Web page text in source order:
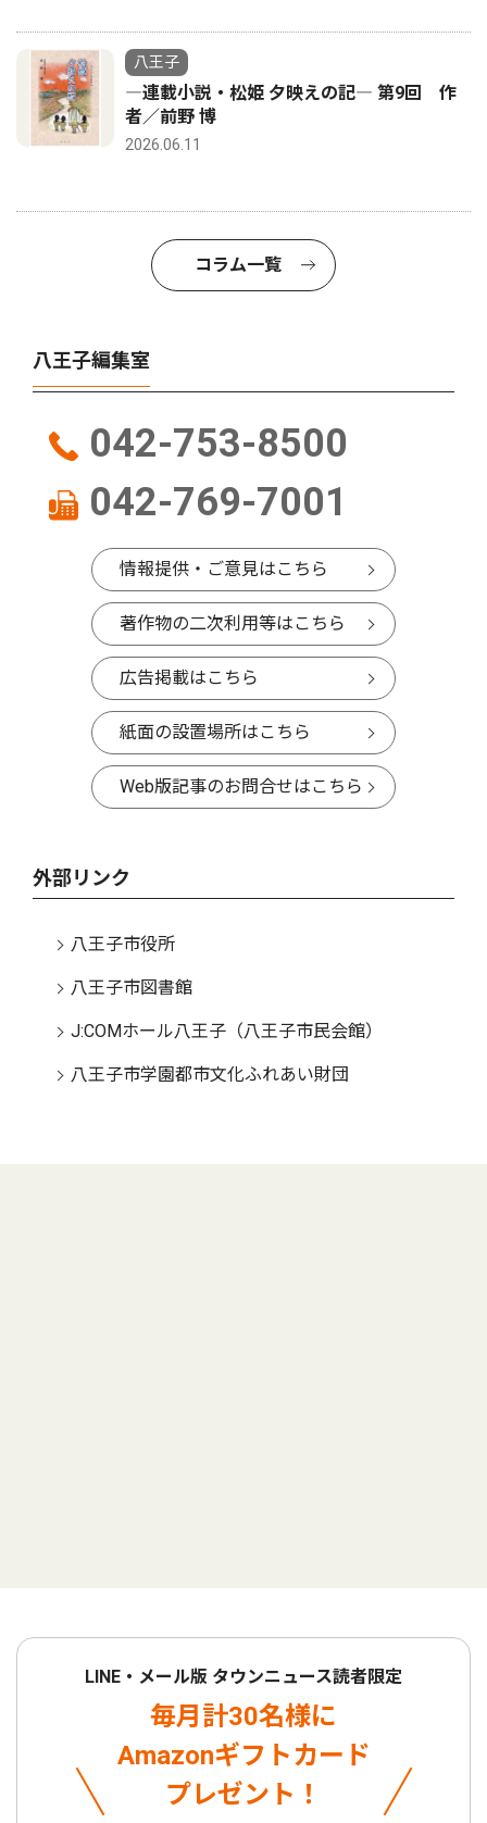
八王子
―連載小説・松姫 夕映えの記― 第9回 作
者／前野 博
2026.06.11
コラム一覧
八王子編集室
042-753-8500
042-769-7001
情報提供・ご意見はこちら
著作物の二次利用等はこちら
広告掲載はこちら
紙面の設置場所はこちら
Web版記事のお問合せはこちら
外部リンク
八王子市役所
八王子市図書館
J:COMホール八王子（八王子市民会館）
八王子市学園都市文化ふれあい財団
LINE・メール版 タウンニュース読者限定
毎月計30名様に
Amazonギフトカード
プレゼント！